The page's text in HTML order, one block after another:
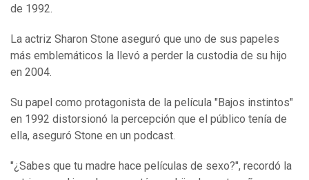
de 1992.
La actriz Sharon Stone aseguró que uno de sus papeles
más emblemáticos la llevó a perder la custodia de su hijo
en 2004.
Su papel como protagonista de la película "Bajos instintos"
en 1992 distorsionó la percepción que el público tenía de
ella, aseguró Stone en un podcast.
"¿Sabes que tu madre hace películas de sexo?", recordó la